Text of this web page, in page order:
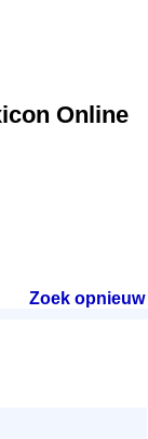
Online
Zoek opnieuw.